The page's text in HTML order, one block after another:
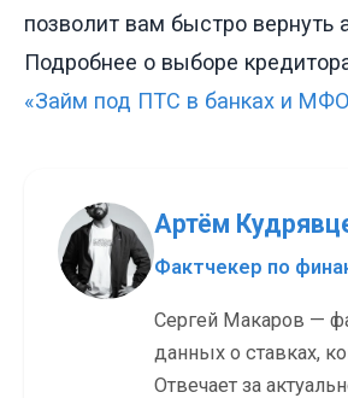
позволит вам быстро вернуть
Подробнее о выборе
«Займ под ПТС в банках и
Артём
Фактчекер по
Сергей Макаров —
данных о ставках,
Отвечает за